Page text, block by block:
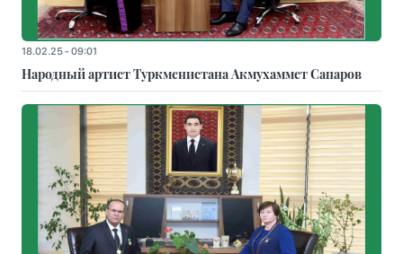
18.02.25 - 09:01
Народный артист Туркменистана Акмухаммет Сапаров